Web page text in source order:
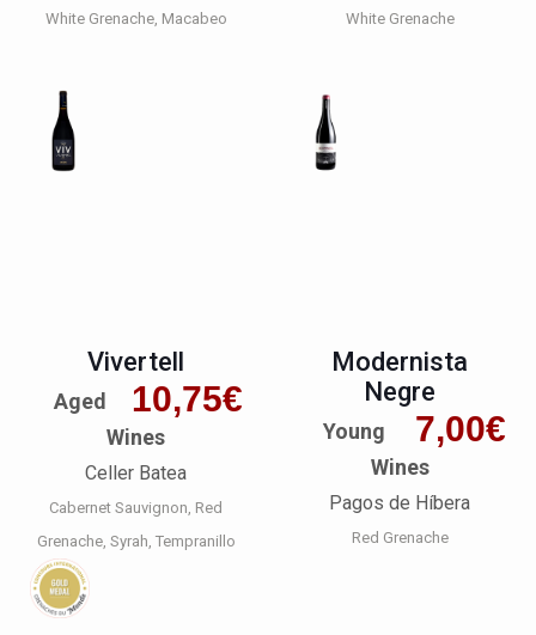
White Grenache Macabeo White Grenache
Vivertell
10,75€
Aged
Wines
Celler Batea
Cabernet Sauvignon Red
Grenache Syrah Tempranillo
Modernista
Negre
7,00€
Young
Wines
Pagos de Híbera
Red Grenache